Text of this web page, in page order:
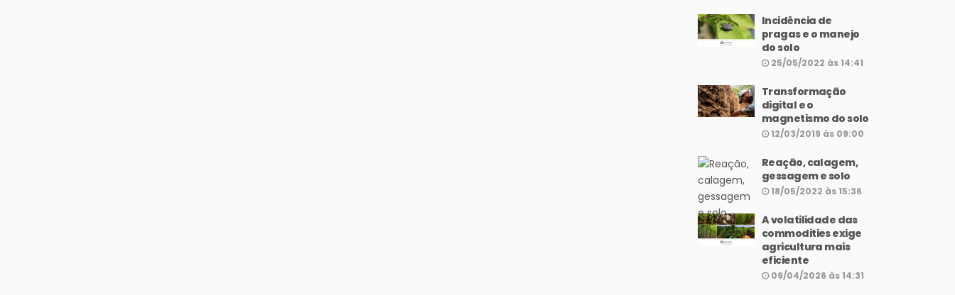
Incidência de
pragas e o manejo
do solo
25/05/2022 às 14:41
Transformação
digital e o
magnetismo do solo
12/03/2019 às 09:00
Reação, calagem,
gessagem e solo
18/05/2022 às 15:36
A volatilidade das
commodities exige
agricultura mais
eficiente
09/04/2026 às 14:31